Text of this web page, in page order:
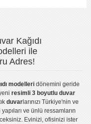
Kağıdı
ile
Adres!
modelleridönemini geride
resimli 3 boyutlu duvar
duvarlarınızı Türkiye'nin ve
ve ünlü ressamların
Evinizi, ofisinizi ister